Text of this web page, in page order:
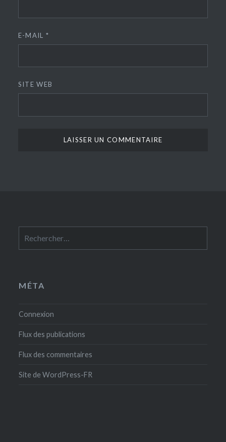
E-MAIL *
SITE WEB
MÉTA
Connexion
Flux des publications
Flux des commentaires
Site de WordPress-FR